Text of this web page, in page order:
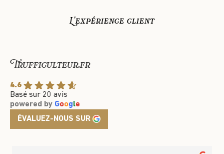
L'expérience client
Trufficulteur.fr
4.6
Basé sur 20 avis
powered by Google
ÉVALUEZ-NOUS SUR